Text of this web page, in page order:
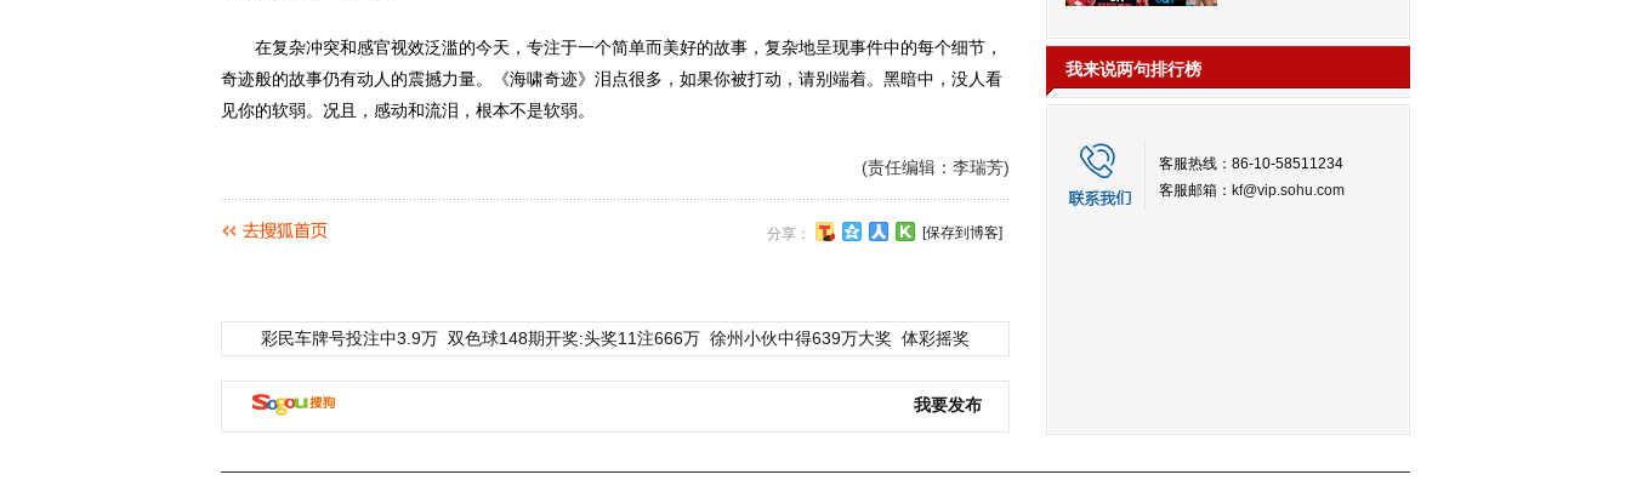
在复杂冲突和感官视效泛滥的今天，专注于一个简单而美好的故事，复杂地呈现事件中的每个细节，
奇迹般的故事仍有动人的震撼力量。《海啸奇迹》泪点很多，如果你被打动，请别端着。黑暗中，没人看
见你的软弱。况且，感动和流泪，根本不是软弱。
(责任编辑：李瑞芳)
分享： [保存到博客]
彩民车牌号投注中3.9万 双色球148期开奖:头奖11注666万 徐州小伙中得639万大奖 体彩摇奖
我要发布
我来说两句排行榜
客服热线：86-10-58511234
客服邮箱： kf@vip.sohu.com